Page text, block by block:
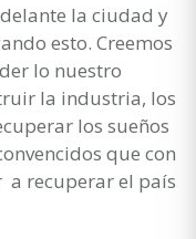
la ciudad y
esto. Creemos
lo nuestro
la industria, los
los sueños
que con
a recuperar el país